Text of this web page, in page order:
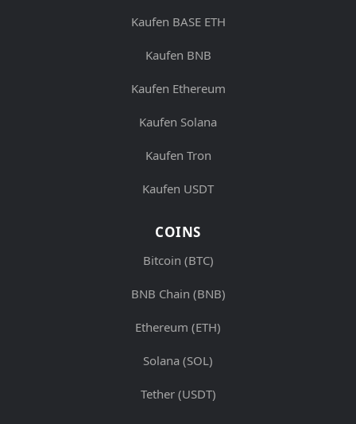
Kaufen BASE ETH
Kaufen BNB
Kaufen Ethereum
Kaufen Solana
Kaufen Tron
Kaufen USDT
COINS
Bitcoin (BTC)
BNB Chain (BNB)
Ethereum (ETH)
Solana (SOL)
Tether (USDT)